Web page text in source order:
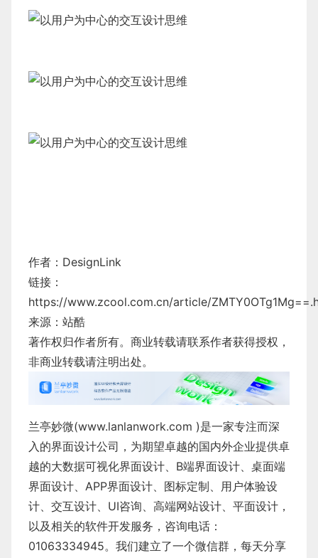
作者：DesignLink
链接：
https://www.zcool.com.cn/article/
来源：站酷
著作权归作者所有。商业转载请联系作者获得授权，
非商业转载请注明出处。
兰亭妙微(www.lanlanwork.com )是一家专注而深
入的界面设计公司，为期望卓越的国内外企业提供卓
越的大数据可视化界面设计、B端界面设计、桌面端
界面设计、APP界面设计、图标定制、用户体验设
计、交互设计、UI咨询、高端网站设计、平面设计，
以及相关的软件开发服务，咨询电话：
01063334945。我们建立了一个微信群，每天分享